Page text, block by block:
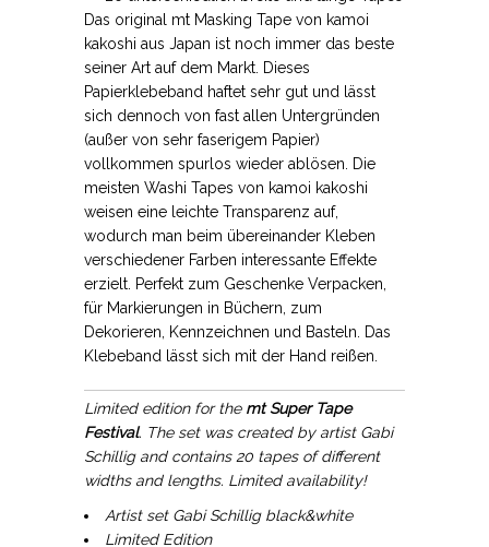
Das original mt Masking Tape von kamoi
kakoshi aus Japan ist noch immer das beste
seiner Art auf dem Markt. Dieses
Papierklebeband haftet sehr gut und lässt
sich dennoch von fast allen Untergründen
(außer von sehr faserigem Papier)
vollkommen spurlos wieder ablösen. Die
meisten Washi Tapes von kamoi kakoshi
weisen eine leichte Transparenz auf,
wodurch man beim übereinander Kleben
verschiedener Farben interessante Effekte
erzielt. Perfekt zum Geschenke Verpacken,
für Markierungen in Büchern, zum
Dekorieren, Kennzeichnen und Basteln. Das
Klebeband lässt sich mit der Hand reißen.
Limited edition for the mt Super Tape
Festival. The set was created by artist Gabi
Schillig and contains 20 tapes of different
widths and lengths. Limited availability!
Artist set Gabi Schillig black&white
Limited Edition